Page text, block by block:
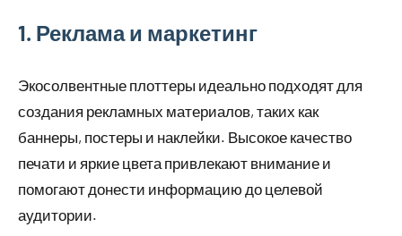
1. Реклама и маркетинг
Экосолвентные плоттеры идеально подходят для
создания рекламных материалов, таких как
баннеры, постеры и наклейки. Высокое качество
печати и яркие цвета привлекают внимание и
помогают донести информацию до целевой
аудитории.